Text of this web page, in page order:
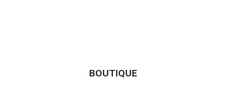
BOUTIQUE